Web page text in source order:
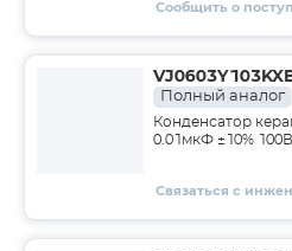
Сообщить о
Полный аналог
Конденсатор
0.01мкФ ±10% 100В
Связаться с